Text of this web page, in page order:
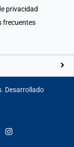
privacidad
frecuentes
Desarrollado
Instagram